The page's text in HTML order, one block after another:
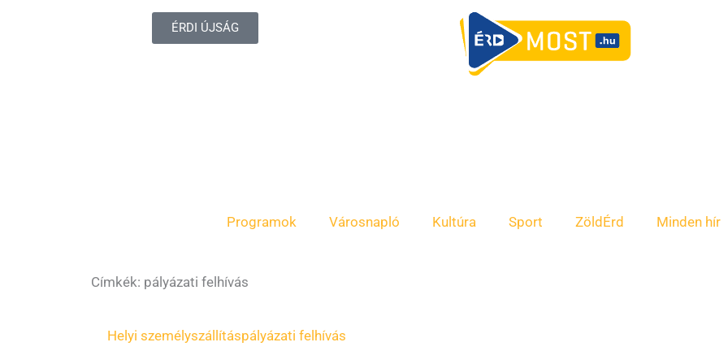
ÉRDI ÚJSÁG
Programok Városnapló Kultúra Sport ZöldÉrd Minden hír
Címkék: pályázati felhívás
Helyi személyszállításpályázati felhívás